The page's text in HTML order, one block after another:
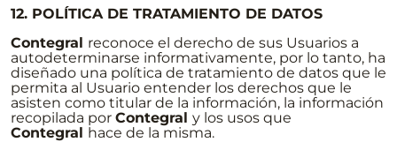
12. POLÍTICA DE TRATAMIENTO DE DATOS
Contegral reconoce el derecho de sus Usuarios a
autodeterminarse informativamente, por lo tanto, ha
diseñado una política de tratamiento de datos que le
permita al Usuario entender los derechos que le
asisten como titular de la información, la información
recopilada por Contegral y los usos que
Contegral hace de la misma.